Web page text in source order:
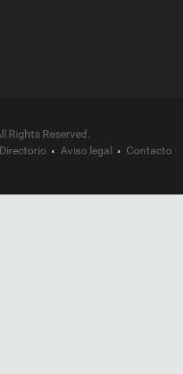
Rights Reserved.
Directorio
Aviso legal Contacto